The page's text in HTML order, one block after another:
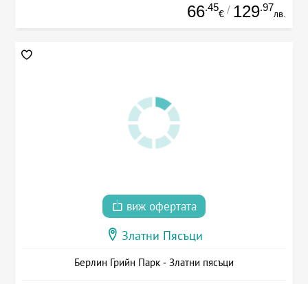
66.45
€ / 129.97
лв.
виж офертата
Златни Пясъци
Берлин Грийн Парк - Златни пясъци